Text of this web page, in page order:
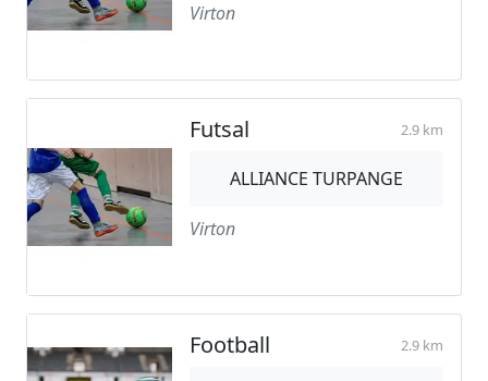
Virton
Futsal 2.9 km
ALLIANCE TURPANGE
Virton
Football 2.9 km